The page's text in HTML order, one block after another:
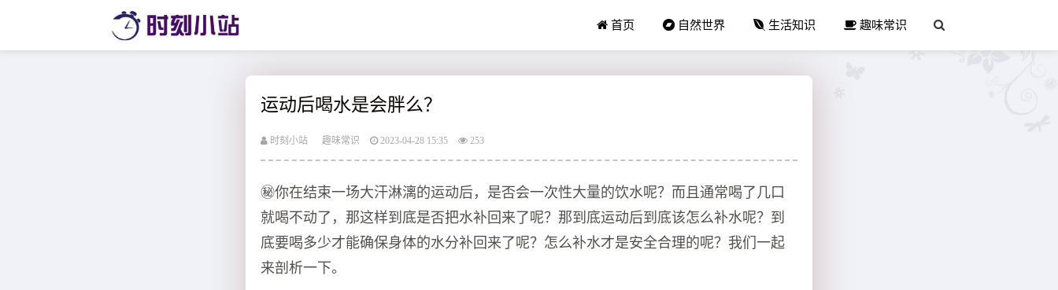
首页 自然世界 生活知识 趣味常识
运动后喝水是会胖么？
时刻小站 趣味常识 2023-04-28 15:35 253
㊙️你在结束一场大汗淋漓的运动后，是否会一次性大量的饮水呢？而且通常喝了几口
就喝不动了，那这样到底是否把水补回来了呢？那到底运动后到底该怎么补水呢？到
底要喝多少才能确保身体的水分补回来了呢？怎么补水才是安全合理的呢？我们一起
来剖析一下。